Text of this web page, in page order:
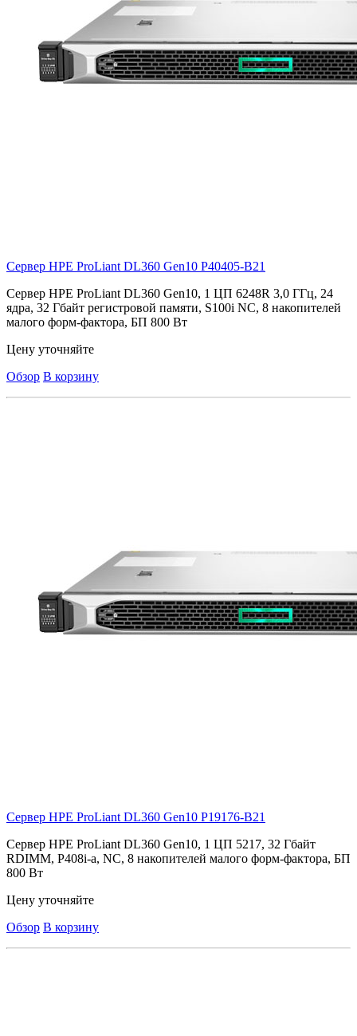
Сервер HPE ProLiant DL360 Gen10 P40405-B21
Сервер HPE ProLiant DL360 Gen10, 1 ЦП 6248R 3,0 ГГц, 24
ядра, 32 Гбайт регистровой памяти, S100i NC, 8 накопителей
малого форм-фактора, БП 800 Вт
Цену уточняйте
Обзор В корзину
Сервер HPE ProLiant DL360 Gen10 P19176-B21
Сервер HPE ProLiant DL360 Gen10, 1 ЦП 5217, 32 Гбайт
RDIMM, P408i-a, NC, 8 накопителей малого форм-фактора, БП
800 Вт
Цену уточняйте
Обзор В корзину